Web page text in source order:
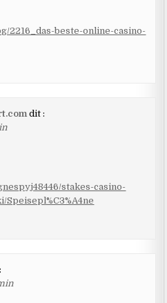
2216_das-beste-online-casino-
dit :
stakes-casino-